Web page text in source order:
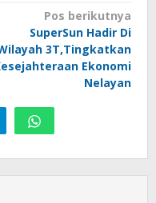
Pos berikutnya
SuperSun Hadir Di
3T,Tingkatkan
Ekonomi
Nelayan